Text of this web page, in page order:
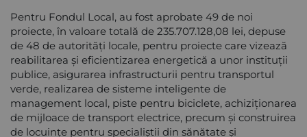
Pentru Fondul Local, au fost aprobate 49 de noi
proiecte, în valoare totală de 235.707.128,08 lei, depuse
de 48 de autorități locale, pentru proiecte care vizează
reabilitarea și eficientizarea energetică a unor instituții
publice, asigurarea infrastructurii pentru transportul
verde, realizarea de sisteme inteligente de
management local, piste pentru biciclete, achiziționarea
de mijloace de transport electrice, precum și construirea
de locuințe pentru specialiștii din sănătate și